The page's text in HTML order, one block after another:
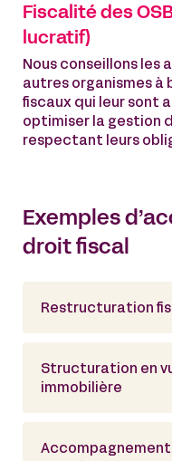
Fiscalité des
lucratif)
Nous conseillons les
autres organismes à
fiscaux qui leur sont
optimiser la gestion
respectant leurs
Exemples
droit fiscal
Restructuration
Structuration en
immobilière
Accompagnement